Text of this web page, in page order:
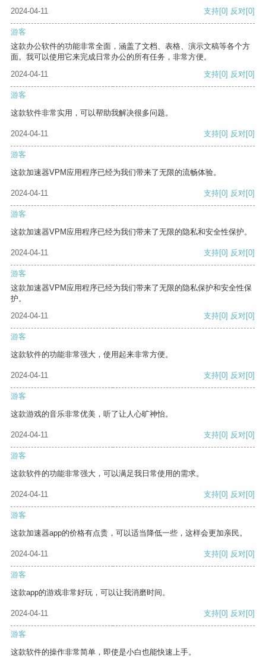
2024-04-11 支持[0] 反对[0]
游客
这款办公软件的功能非常全面，涵盖了文档、表格、演示文稿等各个方
面。我可以使用它来完成日常办公的所有任务，非常方便。
2024-04-11
支持[0] 反对[0]
游客
这款软件非常实用，可以帮助我解决很多问题。
2024-04-11 支持[0] 反对[0]
游客
这款加速器VPM应用程序已经为我们带来了无限的流畅体验。
2024-04-11 支持[0] 反对[0]
游客
这款加速器VPM应用程序已经为我们带来了无限的隐私和安全性保护。
2024-04-11 支持[0] 反对[0]
游客
这款加速器VPM应用程序已经为我们带来了无限的隐私保护和安全性保
护。
2024-04-11
支持[0] 反对[0]
游客
这款软件的功能非常强大，使用起来非常方便。
2024-04-11 支持[0] 反对[0]
游客
这款游戏的音乐非常优美，听了让人心旷神怡。
2024-04-11 支持[0] 反对[0]
游客
这款软件的功能非常强大，可以满足我日常使用的需求。
2024-04-11 支持[0] 反对[0]
游客
这款加速器app的价格有点贵，可以适当降低一些，这样会更加亲民。
2024-04-11 支持[0] 反对[0]
游客
这款app的游戏非常好玩，可以让我消磨时间。
2024-04-11 支持[0] 反对[0]
游客
这款软件的操作非常简单，即使是小白也能快速上手。